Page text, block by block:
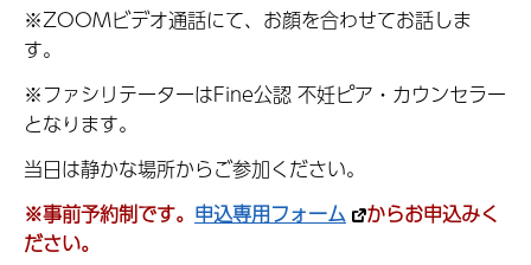
※ZOOMビデオ通話にて、お顔を合わせてお話しま
す。
※ファシリテーターはFine公認 不妊ピア・カウンセラー
となります。
当日は静かな場所からご参加ください。
※事前予約制です。 申込専用フォーム
からお申込みく
ださい。